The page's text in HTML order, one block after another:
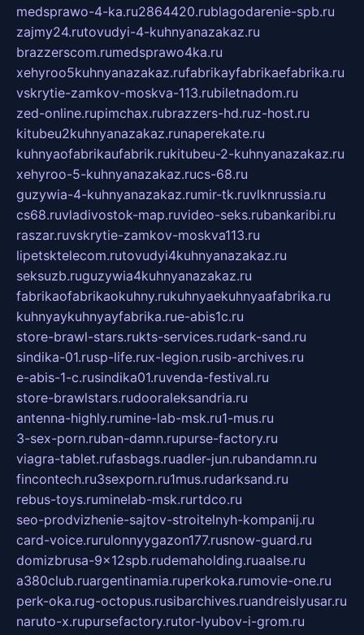
medsprawo-4-ka.ru2864420.rublagodarenie-spb.ru
zajmy24.rutovudyi-4-kuhnyanazakaz.ru
brazzerscom.rumedsprawo4ka.ru
xehyroo5kuhnyanazakaz.rufabrikayfabrikaefabrika.ru
vskrytie-zamkov-moskva-113.rubiletnadom.ru
zed-online.rupimchax.rubrazzers-hd.ruz-host.ru
kitubeu2kuhnyanazakaz.runaperekate.ru
kuhnyaofabrikaufabrik.rukitubeu-2-kuhnyanazakaz.ru
xehyroo-5-kuhnyanazakaz.rucs-68.ru
guzywia-4-kuhnyanazakaz.rumir-tk.ruvlknrussia.ru
cs68.ruvladivostok-map.ruvideo-seks.rubankaribi.ru
raszar.ruvskrytie-zamkov-moskva113.ru
lipetsktelecom.rutovudyi4kuhnyanazakaz.ru
seksuzb.ruguzywia4kuhnyanazakaz.ru
fabrikaofabrikaokuhny.rukuhnyaekuhnyaafabrika.ru
kuhnyaykuhnyayfabrika.rue-abis1c.ru
store-brawl-stars.rukts-services.rudark-sand.ru
sindika-01.rusp-life.rux-legion.rusib-archives.ru
e-abis-1-c.rusindika01.ruvenda-festival.ru
store-brawlstars.rudooraleksandria.ru
antenna-highly.rumine-lab-msk.ru1-mus.ru
3-sex-porn.ruban-damn.rupurse-factory.ru
viagra-tablet.rufasbags.ruadler-jun.rubandamn.ru
fincontech.ru3sexporn.ru1mus.rudarksand.ru
rebus-toys.ruminelab-msk.rurtdco.ru
seo-prodvizhenie-sajtov-stroitelnyh-kompanij.ru
card-voice.rurulonnyygazon177.rusnow-guard.ru
domizbrusa-9x12spb.rudemaholding.ruaalse.ru
a380club.ruargentinamia.ruperkoka.rumovie-one.ru
perk-oka.rug-octopus.rusibarchives.ruandreislyusar.ru
naruto-x.rupursefactory.rutor-lyubov-i-grom.ru